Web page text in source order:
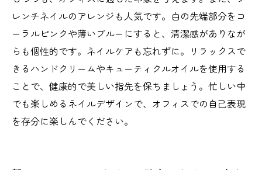
レンチネイルのアレンジも人気です。白の先端部分をコ
ーラルピンクや薄いブルーにすると、清潔感がありなが
らも個性的です。ネイルケアも忘れずに。リラックスで
きるハンドクリームやキューティクルオイルを使用する
ことで、健康的で美しい指先を保ちましょう。忙しい中
でも楽しめるネイルデザインで、オフィスでの自己表現
を存分に楽しんでください。